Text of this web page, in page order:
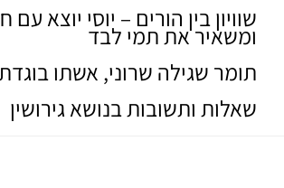
שוויון בין הורים – יוסי יוצא עם
ומשאיר את תמי לבד
תומר שגילה שרוני, אשתו
שאלות ותשובות בנושא גירושין